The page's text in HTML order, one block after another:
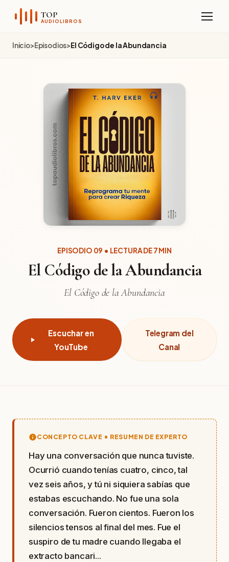
TOP
AUDIOLIBROSSobre el Canal
Telegram
Inicio>Episodios>El Código de la Abundancia
EPISODIO 09 • LECTURA DE 7 MIN
El Código de la Abundancia
El Código de la Abundancia
Escuchar en
YouTube
Telegram del
Canal
CONCEPTO CLAVE • RESUMEN DE EXPERTO
Hay una conversación que nunca tuviste.
Ocurrió cuando tenías cuatro, cinco, tal
vez seis años, y tú ni siquiera sabías que
estabas escuchando. No fue una sola
conversación. Fueron cientos. Fueron los
silencios tensos al final del mes. Fue el
suspiro de tu madre cuando llegaba el
extracto bancari...